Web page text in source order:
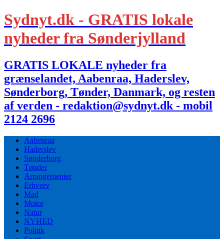
Sydnyt.dk - GRATIS lokale
nyheder fra Sønderjylland
GRATIS LOKALE nyheder fra
grænselandet, Aabenraa, Haderslev,
Sønderborg, Tønder, Danmark, og resten
af verden - redaktion@sydnyt.dk - mobil
2124 2696
Aabenraa
Haderslev
Sønderborg
Tønder
Arrangementer
Erhverv
Mad
Motor
Natur
NYHED
Politik